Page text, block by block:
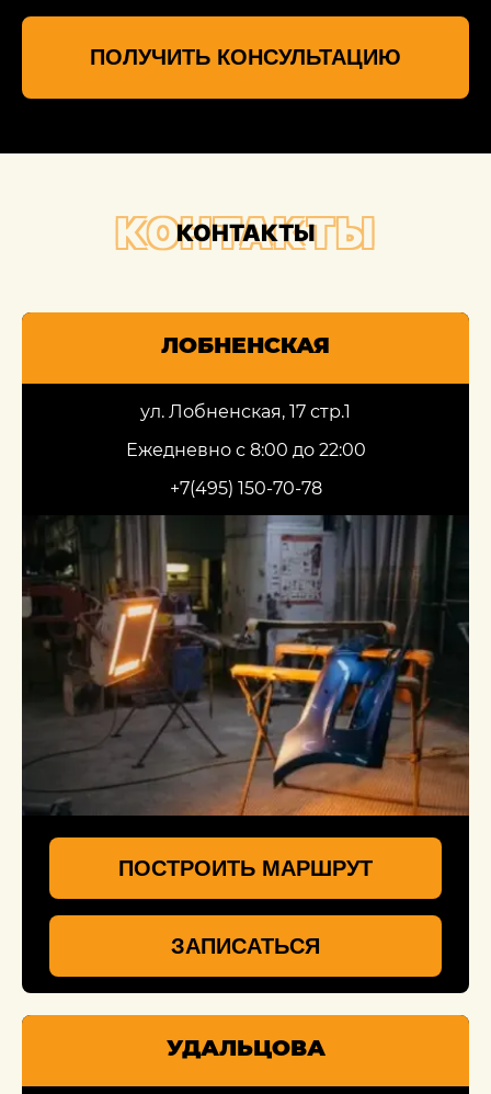
ПОЛУЧИТЬ КОНСУЛЬТАЦИЮ
КОНТАКТЫ
КОНТАКТЫ
ЛОБНЕНСКАЯ
ул. Лобненская, 17 стр.1
Ежедневно с 8:00 до 22:00
+7(495) 150-70-78
ПОСТРОИТЬ МАРШРУТ
ЗАПИСАТЬСЯ
УДАЛЬЦОВА